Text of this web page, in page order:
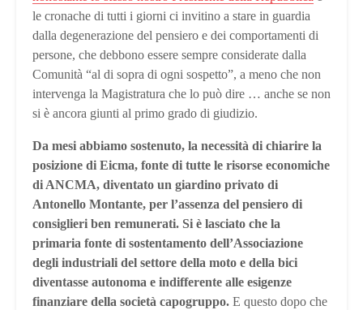
le cronache di tutti i giorni ci invitino a stare in guardia
dalla degenerazione del pensiero e dei comportamenti di
persone, che debbono essere sempre considerate dalla
Comunità “al di sopra di ogni sospetto”, a meno che non
intervenga la Magistratura che lo può dire … anche se non
si è ancora giunti al primo grado di giudizio.
Da mesi abbiamo sostenuto, la necessità di chiarire la
posizione di Eicma, fonte di tutte le risorse economiche
di ANCMA, diventato un giardino privato di
Antonello Montante, per l’assenza del pensiero di
consiglieri ben remunerati. Si è lasciato che la
primaria fonte di sostentamento dell’Associazione
degli industriali del settore della moto e della bici
diventasse autonoma e indifferente alle esigenze
finanziare della società capogruppo. E questo dopo che